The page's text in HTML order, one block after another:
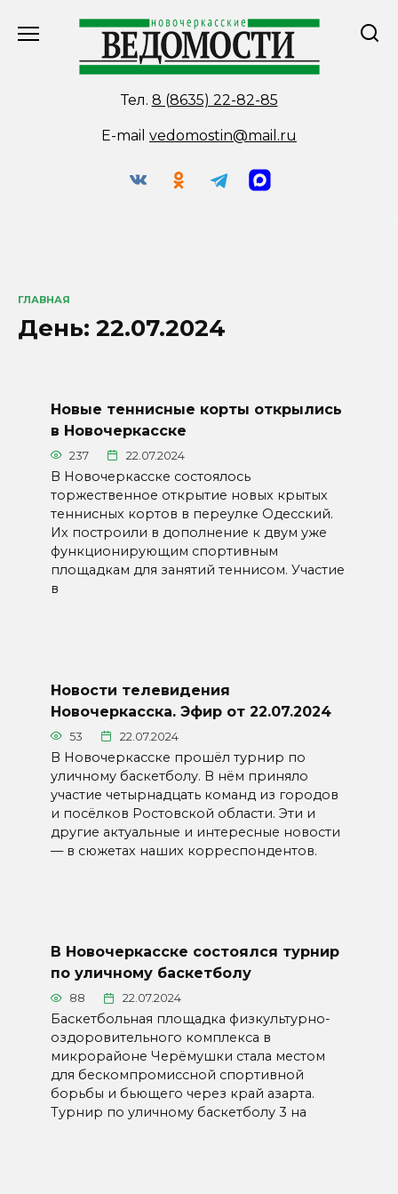
Тел. 8 (8635) 22-82-85
E-mail vedomostin@mail.ru
ГЛАВНАЯ
День: 22.07.2024
Новые теннисные корты открылись
в Новочеркасске
237 22.07.2024
В Новочеркасске состоялось
торжественное открытие новых крытых
теннисных кортов в переулке Одесский.
Их построили в дополнение к двум уже
функционирующим спортивным
площадкам для занятий теннисом. Участие
в
Новости телевидения
Новочеркасска. Эфир от 22.07.2024
53 22.07.2024
В Новочеркасске прошёл турнир по
уличному баскетболу. В нём приняло
участие четырнадцать команд из городов
и посёлков Ростовской области. Эти и
другие актуальные и интересные новости
— в сюжетах наших корреспондентов.
В Новочеркасске состоялся турнир
по уличному баскетболу
88 22.07.2024
Баскетбольная площадка физкультурно-
оздоровительного комплекса в
микрорайоне Черёмушки стала местом
для бескомпромиссной спортивной
борьбы и бьющего через край азарта.
Турнир по уличному баскетболу 3 на